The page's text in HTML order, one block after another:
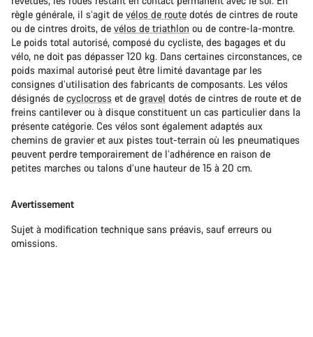
règle générale, il s’agit de vélos de route dotés de cintres de route
ou de cintres droits, de vélos de triathlon ou de contre-la-montre.
Le poids total autorisé, composé du cycliste, des bagages et du
vélo, ne doit pas dépasser 120 kg. Dans certaines circonstances, ce
poids maximal autorisé peut être limité davantage par les
consignes d’utilisation des fabricants de composants. Les vélos
désignés de cyclocross et de gravel dotés de cintres de route et de
freins cantilever ou à disque constituent un cas particulier dans la
présente catégorie. Ces vélos sont également adaptés aux
chemins de gravier et aux pistes tout-terrain où les pneumatiques
peuvent perdre temporairement de l’adhérence en raison de
petites marches ou talons d’une hauteur de 15 à 20 cm.
Avertissement
Sujet à modification technique sans préavis, sauf erreurs ou
omissions.